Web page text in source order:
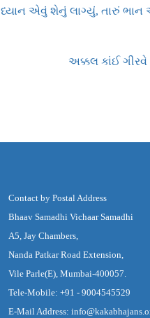
ધ્યાન એવું શેનું લાગ્યું, તારું ભાન
અક્કલ કાંઈ
Contact by Postal Address
Bhaav Samadhi Vichaar Samadhi
A5, Jay Chambers,
Nanda Patkar Road Extension,
Vile Parle(E), Mumbai-400057.
Tele-Mobile: +91 - 9004545529
E-Mail Address: